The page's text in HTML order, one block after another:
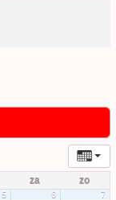
za zo
5 6 7